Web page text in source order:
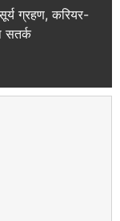
ग्रहण, करियर-
सतर्क